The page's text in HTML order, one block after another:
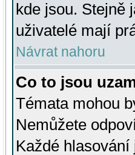
kde jsou. Stejně
uživatelé mají
Návrat nahoru
Co to jsou
Témata mohou
Nemůžete
Každé